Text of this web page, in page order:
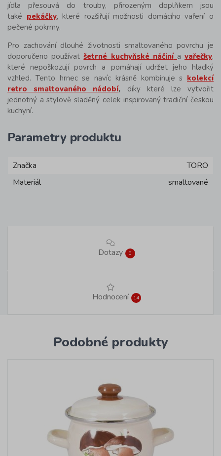
jídla přesouvá do trouby, přirozeným doplňkem jsou
také pekáčky, které rozšiřují možnosti domácího vaření o
pečené pokrmy.
Pro zachování dlouhé životnosti smaltovaného povrchu je
doporučeno používat šetrné kuchyňské náčiní a vařečky,
které nepoškozují povrch a pomáhají udržet jeho hladký
vzhled. Tento hrnec se navíc krásně kombinuje s kolekcí
retro smaltovaného nádobí,
díky které lze vytvořit
jednotný a stylově sladěný celek inspirovaný tradiční českou
kuchyní.
Parametry produktu
Značka
TORO
Materiál
smaltované
Dotazy 0
Hodnocení 14
Podobné produkty